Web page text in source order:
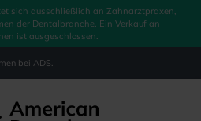
sich ausschließlich an Zahnarztpraxen,
der Dentalbranche. Ein Verkauf an
ist ausgeschlossen.
bei ADS.